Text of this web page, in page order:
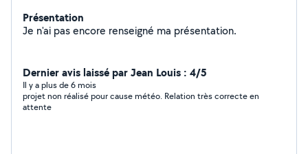
Présentation
Je n'ai pas encore renseigné ma présentation.
Dernier avis laissé par Jean Louis : 4/5
Il y a plus de 6 mois
projet non réalisé pour cause météo. Relation très correcte en
attente